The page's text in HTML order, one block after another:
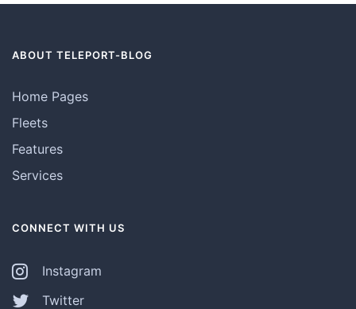
ABOUT TELEPORT-BLOG
Home Pages
Fleets
Features
Services
CONNECT WITH US
Instagram
Twitter